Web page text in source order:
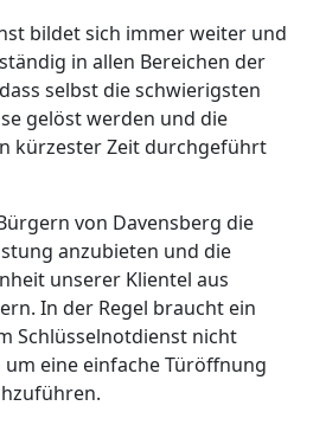
bildet sich immer weiter und
in allen Bereichen der
selbst die schwierigsten
gelöst werden und die
kürzester Zeit durchgeführt
von Davensberg die
anzubieten und die
unserer Klientel aus
In der Regel braucht ein
Schlüsselnotdienst nicht
eine einfache Türöffnung